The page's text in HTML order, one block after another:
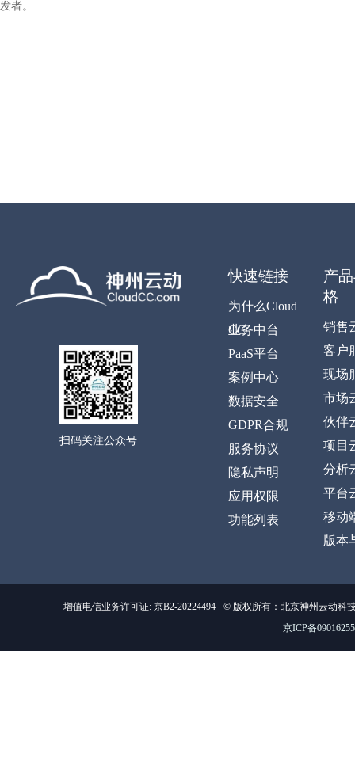
发者。
扫码关注公众号
快速链接
为什么Cloud
CC
业务中台
PaaS平台
案例中心
数据安全
GDPR合规
服务协议
隐私声明
应用权限
功能列表
产
格
销售
客户
现场
市场
伙伴
项目
分析
平台
移动
版本
增值电信业务许可证: 京B2-20224494
© 版权所有：北京神州云动科
京ICP备